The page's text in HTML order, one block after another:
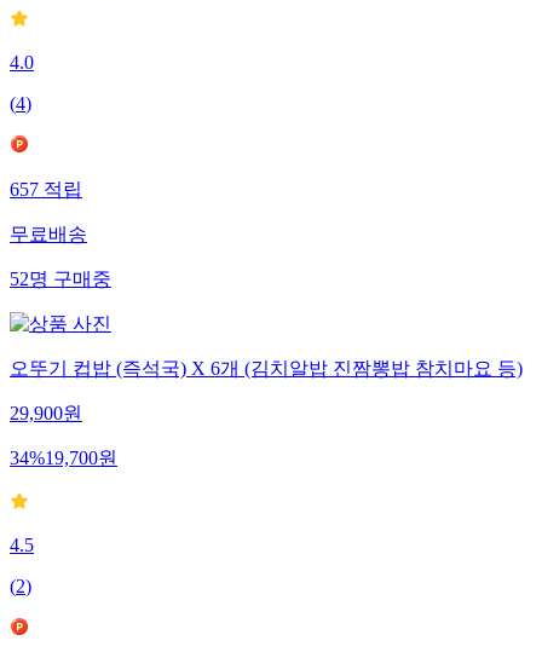
4.0
(4)
657 적립
무료배송
52명 구매중
오뚜기 컵밥 (즉석국) X 6개 (김치알밥 진짬뽕밥 참치마요 등)
29,900원
34%19,700원
4.5
(2)